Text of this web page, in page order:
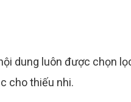
dung luôn được chọn
cho thiếu nhi.